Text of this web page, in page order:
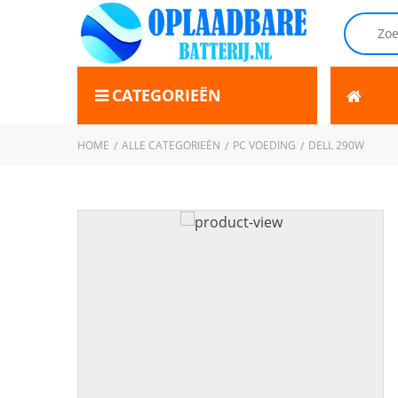
CATEGORIEËN
HOME ALLE CATEGORIEËN PC VOEDING DELL 290W